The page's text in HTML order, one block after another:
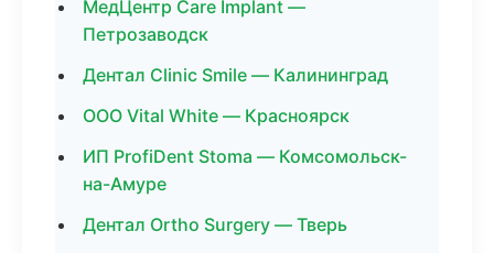
МедЦентр Care Implant —
Петрозаводск
Дентал Clinic Smile — Калининград
ООО Vital White — Красноярск
ИП ProfiDent Stoma — Комсомольск-
на-Амуре
Дентал Ortho Surgery — Тверь